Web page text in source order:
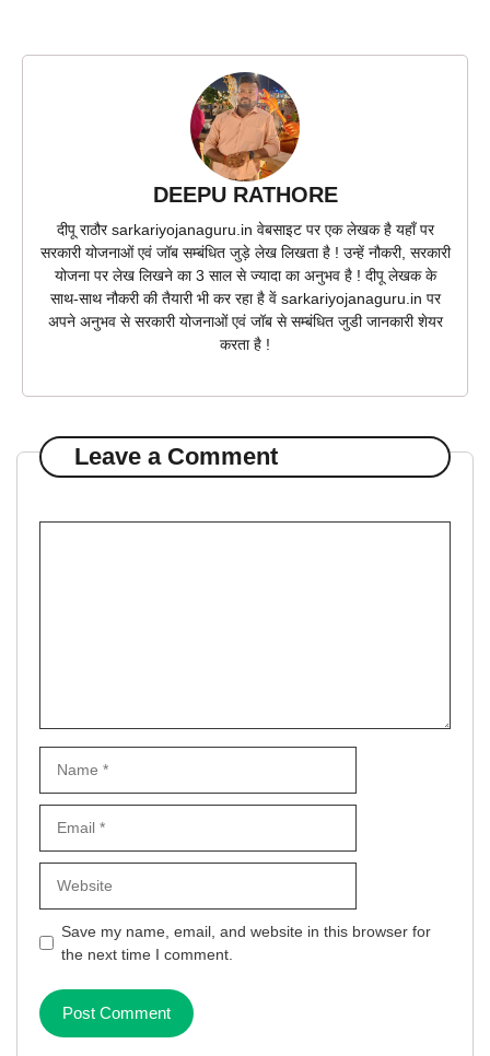
DEEPU RATHORE
दीपू राठौर sarkariyojanaguru.in वेबसाइट पर एक लेखक है यहाँ पर
सरकारी योजनाओं एवं जॉब सम्बंधित जुड़े लेख लिखता है ! उन्हें नौकरी, सरकारी
योजना पर लेख लिखने का 3 साल से ज्यादा का अनुभव है ! दीपू लेखक के
साथ-साथ नौकरी की तैयारी भी कर रहा है वें sarkariyojanaguru.in पर
अपने अनुभव से सरकारी योजनाओं एवं जॉब से सम्बंधित जुडी जानकारी शेयर
करता है !
Leave a Comment
Save my name, email, and website in this browser for
the next time I comment.